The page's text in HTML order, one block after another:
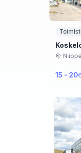
15 - 20